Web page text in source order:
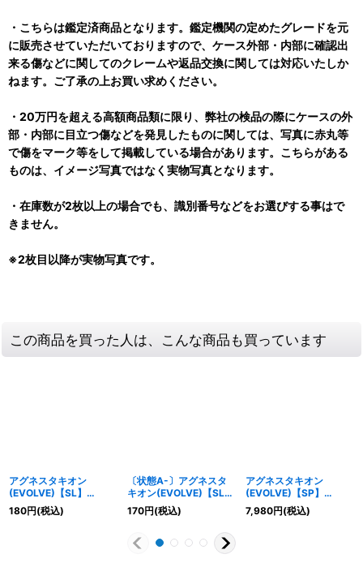
・こちらは鑑定済商品となります。鑑定機関の定めたグレードを元
に販売させていただいておりますので、ケース外部・内部に確認出
来る傷などに関してのクレームや返品交換に関しては対応いたしか
ねます。ご了承の上お買い求めください。
・20万円を超える高額商品類に限り、弊社の検品の際にケースの外
部・内部に目立つ傷などを発見したものに関しては、写真に赤丸等
で傷をマーク等をして掲載している場合があります。こちらがある
ものは、イメージ写真ではなく実物写真となります。
・在庫数が2枚以上の場合でも、識別番号などをお選びする事はで
きません。
※2枚目以降が実物写真です。
この商品を買った人は、こんな商品も買っています
アグネスタキオン
(EVOLVE)【SL】
{CP01-SL08}《ウィッ
チ》
180円(税込)
〔状態A-〕アグネスタ
キオン(EVOLVE)【SL】
{CP01-SL08}《ウィッ
チ》
170円(税込)
アグネスタキオン
(EVOLVE)【SP】
{CP01-SP08}《ウィッ
チ》
7,980円(税込)